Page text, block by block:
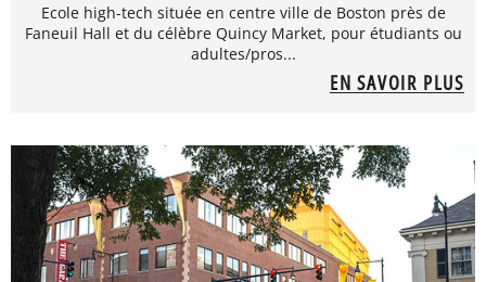
Ecole high-tech située en centre ville de Boston près de
Faneuil Hall et du célèbre Quincy Market, pour étudiants ou
adultes/pros...
EN SAVOIR PLUS